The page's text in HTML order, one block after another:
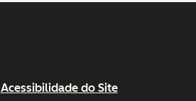
Acessibilidade do Site